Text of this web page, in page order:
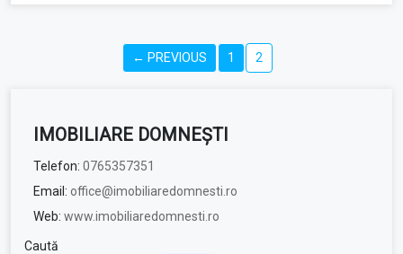
← PREVIOUS 1 2
IMOBILIARE DOMNEȘTI
Telefon: 0765357351
Email: office@imobiliaredomnesti.ro
Web: www.imobiliaredomnesti.ro
Caută